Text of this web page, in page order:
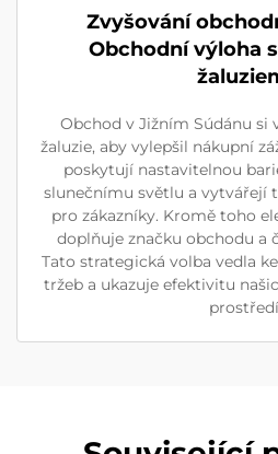
Zvyšování
Obchodní výloha
Obchod v Jižním Súdánu si
žaluzie, aby vylepšil nákupní
poskytují nastavitelnou
slunečnímu světlu a vytvářejí
pro zákazníky. Kromě toho
doplňuje značku obchodu a
Tato strategická volba vedla
tržeb a ukazuje efektivitu